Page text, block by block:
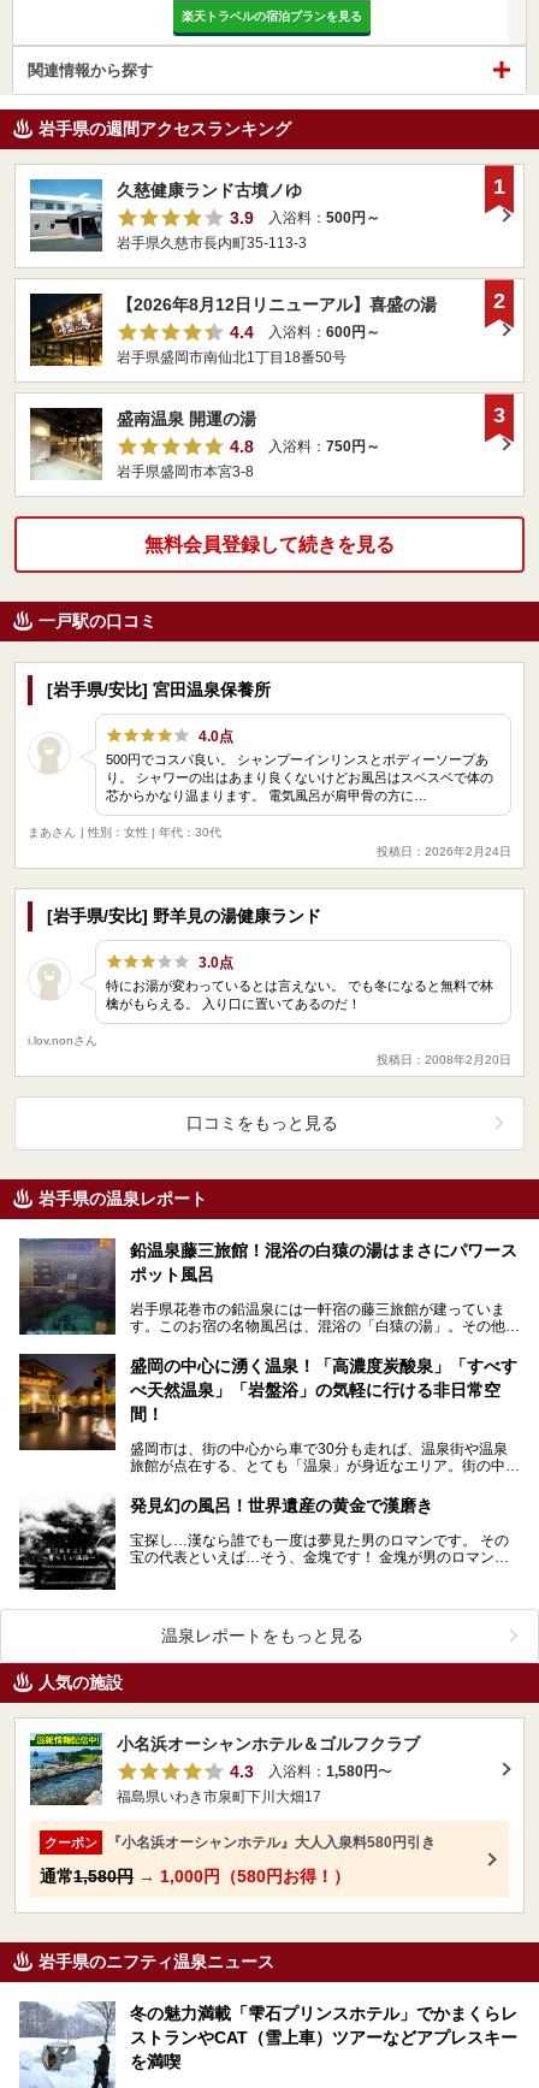
楽天トラベルの宿泊プランを見る
関連情報から探す
岩手県の週間アクセスランキング
久慈健康ランド古墳ノゆ
3.9
入浴料： 500円～
岩手県久慈市長内町35-113-3
1
【2026年8月12日リニューアル】喜盛の湯
4.4
入浴料： 600円～
岩手県盛岡市南仙北1丁目18番50号
2
盛南温泉 開運の湯
4.8
入浴料： 750円～
岩手県盛岡市本宮3-8
3
無料会員登録して続きを見る
一戸駅の口コミ
[岩手県/安比] 宮田温泉保養所
4.0点
500円でコスパ良い。 シャンプーインリンスとボディーソープあ
り。 シャワーの出はあまり良くないけどお風呂はスベスベで体の
芯からかなり温まります。 電気風呂が肩甲骨の方に…
まあさん
| 性別：女性 | 年代：30代
投稿日：2026年2月24日
[岩手県/安比] 野羊見の湯健康ランド
3.0点
特にお湯が変わっているとは言えない。 でも冬になると無料で林
檎がもらえる。 入り口に置いてあるのだ！
i.lov.nonさん
投稿日：2008年2月20日
口コミをもっと見る
岩手県の温泉レポート
鉛温泉藤三旅館！混浴の白猿の湯はまさにパワース
ポット風呂
岩手県花巻市の鉛温泉には一軒宿の藤三旅館が建っていま
す。このお宿の名物風呂は、混浴の「白猿の湯」。その他に
な…
盛岡の中心に湧く温泉！「高濃度炭酸泉」「すべす
べ天然温泉」「岩盤浴」の気軽に行ける非日常空
間！
盛岡市は、街の中心から車で30分も走れば、温泉街や温泉
旅館が点在する、とても「温泉」が身近なエリア。街の中心
発見幻の風呂！世界遺産の黄金で漢磨き
宝探し…漢なら誰でも一度は夢見た男のロマンです。 その
宝の代表といえば…そう、金塊です！ 金塊が男のロマンな
温泉レポートをもっと見る
人気の施設
小名浜オーシャンホテル＆ゴルフクラブ
4.3
入浴料： 1,580円〜
福島県いわき市泉町下川大畑17
クーポン 『小名浜オーシャンホテル』大人入泉料580円引き
通常1,580円 → 1,000円（580円お得！）
岩手県のニフティ温泉ニュース
冬の魅力満載「雫石プリンスホテル」でかまくらレ
ストランやCAT（雪上車）ツアーなどアプレスキー
を満喫